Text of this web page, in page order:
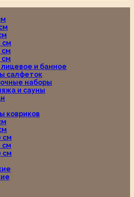
см
см
см
лицевое и банное
салфеток
наборы
и сауны
ковриков
см
см
см